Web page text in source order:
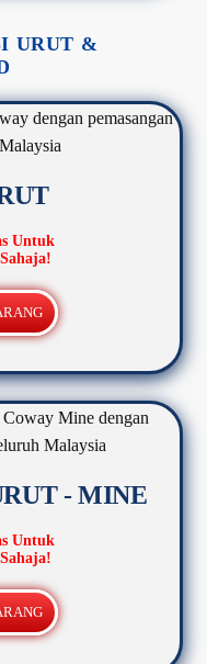
URUT &
Untuk
- MINE
Untuk